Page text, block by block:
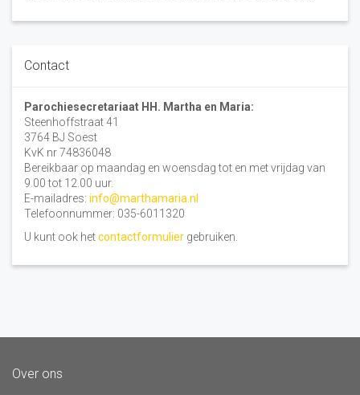
Contact
Parochiesecretariaat HH. Martha en Maria:
Steenhoffstraat 41
3764 BJ Soest
KvK nr 74836048
Bereikbaar op maandag en woensdag tot en met vrijdag van
9.00 tot 12.00 uur.
E-mailadres: info@marthamaria.nl
Telefoonnummer: 035-6011320
U kunt ook hetcontactformulier gebruiken.
Over ons